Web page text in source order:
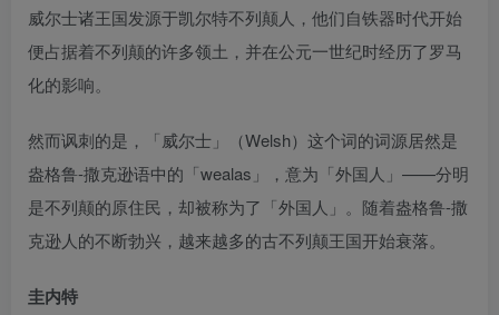
威尔士诸王国发源于凯尔特不列颠人，他们自铁器时代开始
便占据着不列颠的许多领土，并在公元一世纪时经历了罗马
化的影响。
然而讽刺的是，「威尔士」（Welsh）这个词的词源居然是
盎格鲁-撒克逊语中的「wealas」，意为「外国人」——分明
是不列颠的原住民，却被称为了「外国人」。随着盎格鲁-撒
克逊人的不断勃兴，越来越多的古不列颠王国开始衰落。
圭内特